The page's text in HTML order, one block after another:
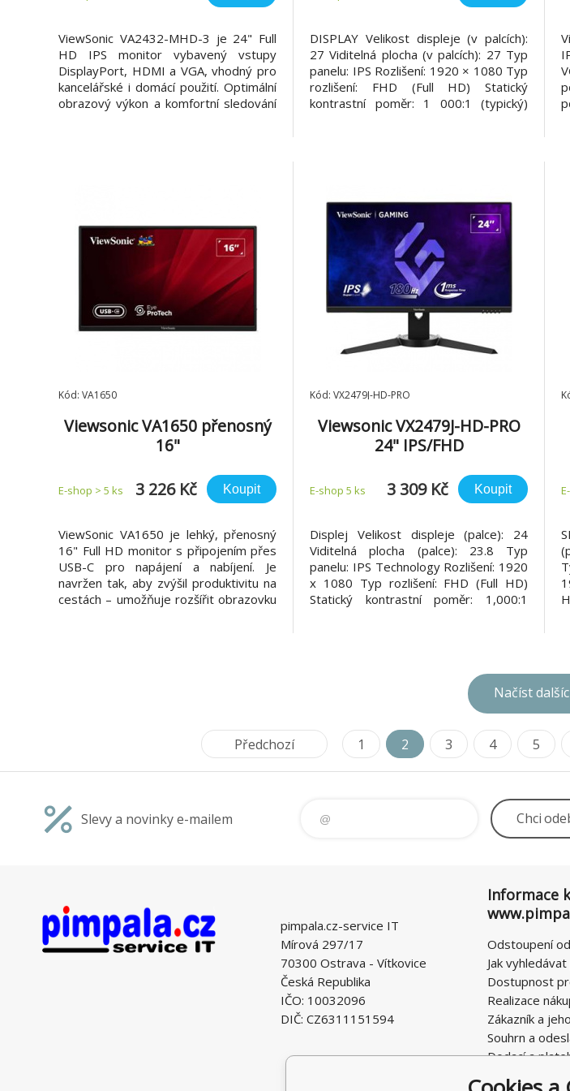
ViewSonic VA2432-MHD-3 je 24" Full
HD IPS monitor vybavený vstupy
DisplayPort, HDMI a VGA, vhodný pro
kancelářské i domácí použití. Optimální
obrazový výkon a komfortní sledování
DISPLAY Velikost displeje (v palcích):
27 Viditelná plocha (v palcích): 27 Typ
panelu: IPS Rozlišení: 1920 × 1080 Typ
rozlišení: FHD (Full HD) Statický
kontrastní poměr: 1 000:1 (typický)
Kód: VA1650
Viewsonic VA1650 přenosný
16"
/60Hz/HDMI/USB-C/Repro
E-shop > 5 ks 3 226 Kč Koupit
ViewSonic VA1650 je lehký, přenosný
16" Full HD monitor s připojením přes
USB-C pro napájení a nabíjení. Je
navržen tak, aby zvýšil produktivitu na
cestách – umožňuje rozšířit obrazovku
Kód: VX2479J-HD-PRO
Viewsonic VX2479J-HD-PRO
24" IPS/FHD
MI/DP/VESA
E-shop 5 ks 3 309 Kč Koupit
Displej Velikost displeje (palce): 24
Viditelná plocha (palce): 23.8 Typ
panelu: IPS Technology Rozlišení: 1920
x 1080 Typ rozlišení: FHD (Full HD)
Statický kontrastní poměr: 1,000:1
Načíst
Předchozí 1 2 3 4 5
Slevy a novinky e-mailem Chci
pimpala.cz-service IT
Mírová 297/17
70300 Ostrava - Vítkovice
Česká Republika
IČO: 10032096
DIČ: CZ6311151594
Informace
Odstoupení
Jak
Dostupnost
Realizace
Zákazník a
Souhrn a
Dodací a
Obchodní